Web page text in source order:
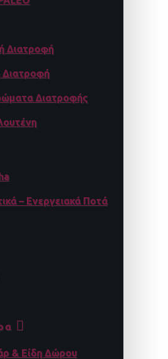
Διατροφή
Διατροφή
Διατροφής
– Ενεργειακά Ποτά
& Είδη Δώρου